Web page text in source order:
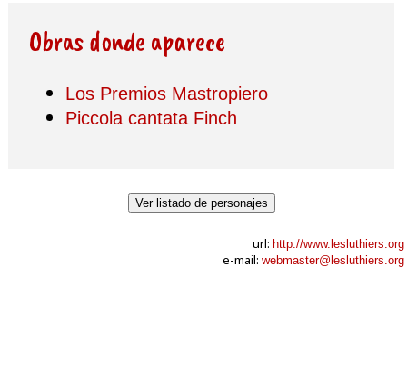
Obras donde aparece
Los Premios Mastropiero
Piccola cantata Finch
Ver listado de personajes
url: http://www.lesluthiers.org
e-mail: webmaster@lesluthiers.org